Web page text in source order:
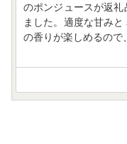
のポンジュースが返
ました。適度な甘み
の香りが楽しめるので